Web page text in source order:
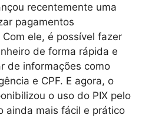
recentemente uma
pagamentos
ele, é possível fazer
de forma rápida e
de informações como
e CPF. E agora, o
o uso do PIX pelo
ainda mais fácil e prático